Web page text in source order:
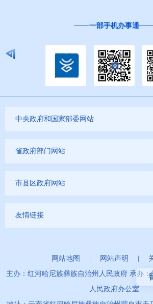
一部手机办事通
中央政府和国家部委网站
省政府部门网站
市县区政府网站
友情链接
网站地图 | 网站声明 |
主办：红河哈尼族彝族自治州人民政府 承办：
人民政府办公室